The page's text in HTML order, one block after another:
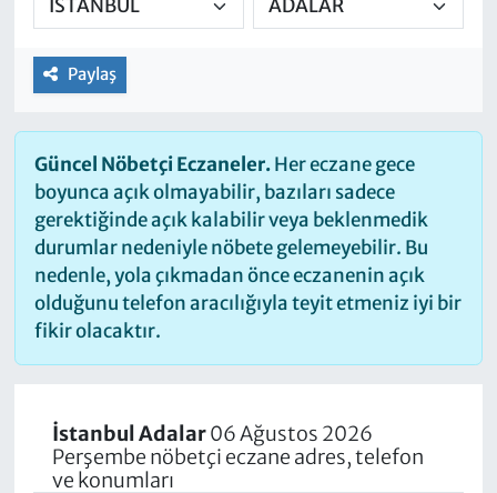
Paylaş
Güncel Nöbetçi Eczaneler.Her eczane gece
boyunca açık olmayabilir, bazıları sadece
gerektiğinde açık kalabilir veya beklenmedik
durumlar nedeniyle nöbete gelemeyebilir. Bu
nedenle, yola çıkmadan önce eczanenin açık
olduğunu telefon aracılığıyla teyit etmeniz iyi bir
fikir olacaktır.
İstanbul Adalar06 Ağustos 2026
Perşembe nöbetçi eczane adres, telefon
ve konumları